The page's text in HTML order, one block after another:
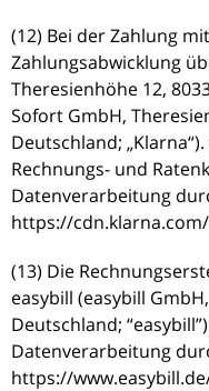
(12) Bei der Zahlung
Zahlungsabwicklung
Theresienhöhe 12,
Sofort GmbH,
Deutschland;
Rechnungs- und
Datenverarbeitung
https://
(13) Die
easybill (easybill
Deutschland;
Datenverarbeitung
https://